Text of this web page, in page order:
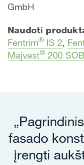
GmbH
Naudoti
Fentrim® IS 2,
Majvest® 200 SOB
fasado
įrengti